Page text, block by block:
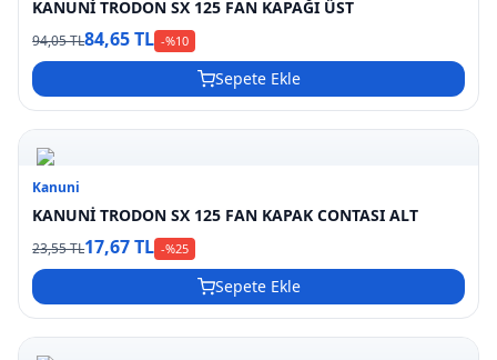
KANUNİ TRODON SX 125 FAN KAPAĞI ÜST
94,05 TL84,65 TL -%10
Sepete Ekle
Kanuni
KANUNİ TRODON SX 125 FAN KAPAK CONTASI ALT
23,55 TL17,67 TL -%25
Sepete Ekle